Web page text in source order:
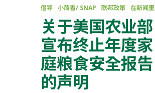
倡导
小茴香/ SNAP 联邦政策 在新闻里
关于美国农业部
宣布终止年度家
庭粮食安全报告
的声明